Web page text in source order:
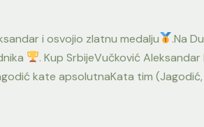
i osvojio zlatnu medalju
.Na
. Kup SrbijeVučković
kate apsolutnaKata tim (Jagodić,